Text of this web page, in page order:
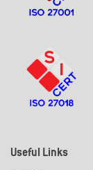
Useful Links